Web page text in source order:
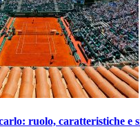
ruolo, caratteristiche e